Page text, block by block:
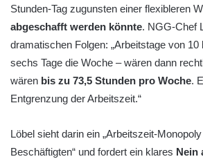
Stunden-Tag zugunsten einer flexibleren
abgeschafft werden könnte. NGG-Chef
dramatischen Folgen: „Arbeitstage von 10
sechs Tage die Woche – wären dann
wären bis zu 73,5 Stunden pro Woche.
Entgrenzung der Arbeitszeit.“
Löbel sieht darin ein „Arbeitszeit-
Beschäftigten“ und fordert ein klares Nein